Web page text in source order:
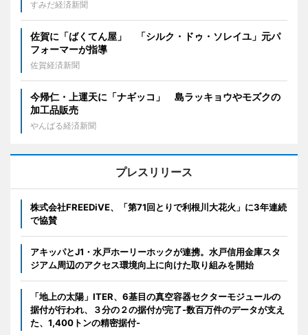
すみだ経済新聞
佐賀に「ばくてん屋」 「シルク・ドゥ・ソレイユ」元パ
フォーマーが指導
佐賀経済新聞
今帰仁・上運天に「ナギッコ」 島ラッキョウやモズクの
加工品販売
やんばる経済新聞
プレスリリース
株式会社FREEDiVE、「第71回とりで利根川大花火」に3年連続
で協賛
アキッパとJ1・水戸ホーリーホックが連携。水戸信用金庫スタ
ジアム周辺のアクセス環境向上に向けた取り組みを開始
「地上の太陽」ITER、6基目の真空容器セクターモジュールの
据付が行われ、３分の２の据付が完了-数百万件のデータが支え
た、1,400トンの精密据付-